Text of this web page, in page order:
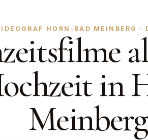
HORN-BAD MEINBERG ·
in
Meinberg